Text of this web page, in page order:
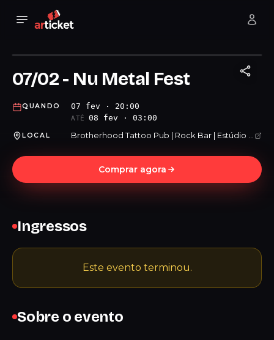
07/02 - Nu Metal Fest
QUANDO 07 fev · 20:00
ATÉ 08 fev · 03:00
LOCAL
Comprar agora
Sobre o evento
Ingressos
Este evento terminou.